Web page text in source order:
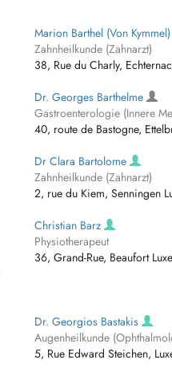
Marion Barthel (Von Kymmel)
Zahnheilkunde (Zahnarzt)
38, Rue du Charly,
Dr. Georges Barthelme
Gastroenterologie (Innere
40, route de Bastogne,
Dr Clara Bartolome
Zahnheilkunde (Zahnarzt)
2, rue du Kiem, Senningen
Christian Barz
Physiotherapeut
36, Grand-Rue, Beaufort
Dr. Georgios Bastakis
Augenheilkunde
5, Rue Edward Steichen,